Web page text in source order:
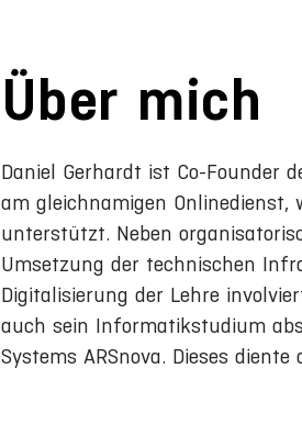
Über mich
Daniel Gerhardt ist Co-Founder
am gleichnamigen Onlinedienst,
unterstützt. Neben
Umsetzung der technischen
Digitalisierung der Lehre
auch sein Informatikstudium
Systems ARSnova. Dieses